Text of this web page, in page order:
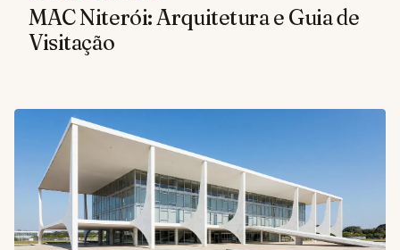
MAC Niterói: Arquitetura e Guia de
Visitação